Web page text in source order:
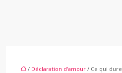
/ Déclaration d'amour / Ce qui dure